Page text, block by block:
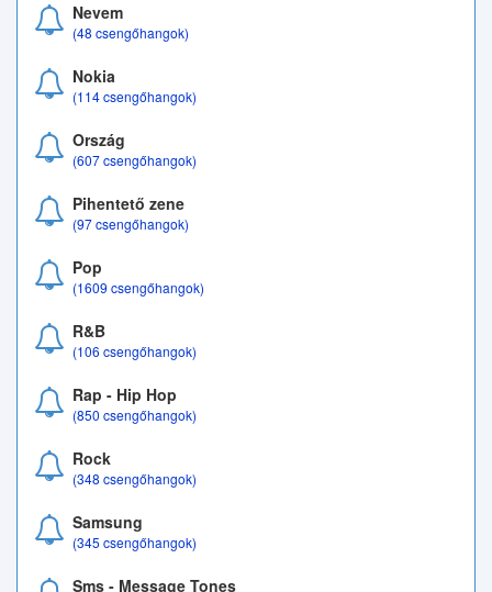
Nevem
(48 csengőhangok)
Nokia
(114 csengőhangok)
Ország
(607 csengőhangok)
Pihentető zene
(97 csengőhangok)
Pop
(1609 csengőhangok)
R&B
(106 csengőhangok)
Rap - Hip Hop
(850 csengőhangok)
Rock
(348 csengőhangok)
Samsung
(345 csengőhangok)
Sms - Message Tones